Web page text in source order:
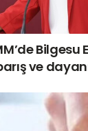
Bilgesu
ve